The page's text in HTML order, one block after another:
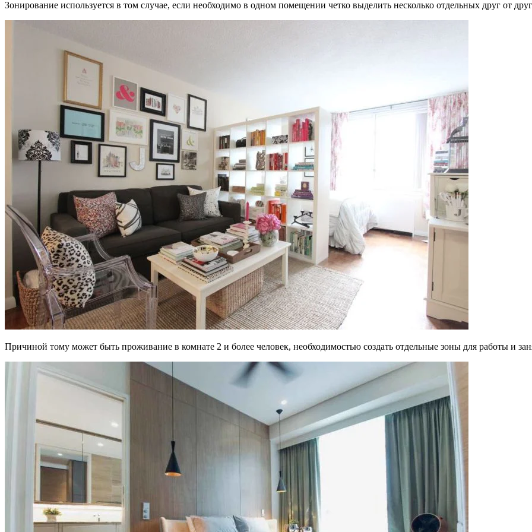
Зонирование используется в том случае, если необходимо в одном помещении четко выделить несколько отдельных друг от
Причиной тому может быть проживание в комнате 2 и более человек, необходимостью создать отдельные зоны для работы и